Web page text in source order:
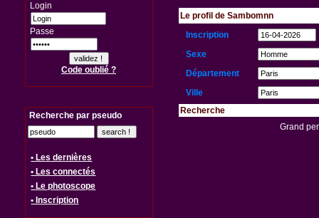
Login
Passe
Code oublié ?
Recherche par pseudo
• Les dernières
• Les connectés
• Le photoscope
• Inscription
Le profil de Sambomnn
Inscription
Sexe
Département
Ville
Recherche
Grand